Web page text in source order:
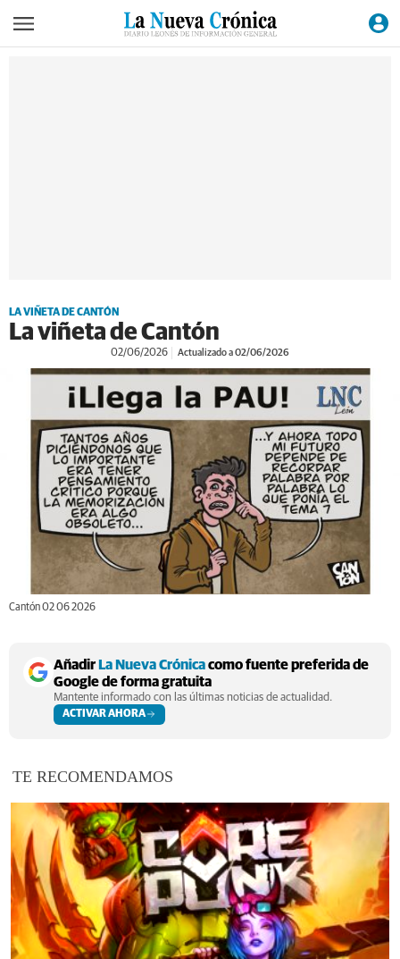
LA VIÑETA DE CANTÓN
La viñeta de Cantón
02/06/2026 Actualizado a 02/06/2026
Cantón 02 06 2026
AñadirLa Nueva Crónicacomo fuente preferida de
Google de forma gratuita
Mantente informado con las últimas noticias de actualidad.
ACTIVAR AHORA
TE RECOMENDAMOS